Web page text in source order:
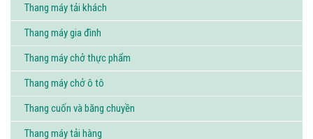
Thang máy tải khách
Thang máy gia đình
Thang máy chở thực phẩm
Thang máy chở ô tô
Thang cuốn và băng chuyền
Thang máy tải hàng